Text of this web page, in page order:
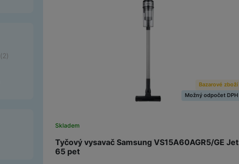
Indukční varné desky
(2)
Tyčový vysavač Samsung VS15A60AGR5/GE Jet
65 pet
Skladem
Bazarové zboží
Možný odpočet DPH